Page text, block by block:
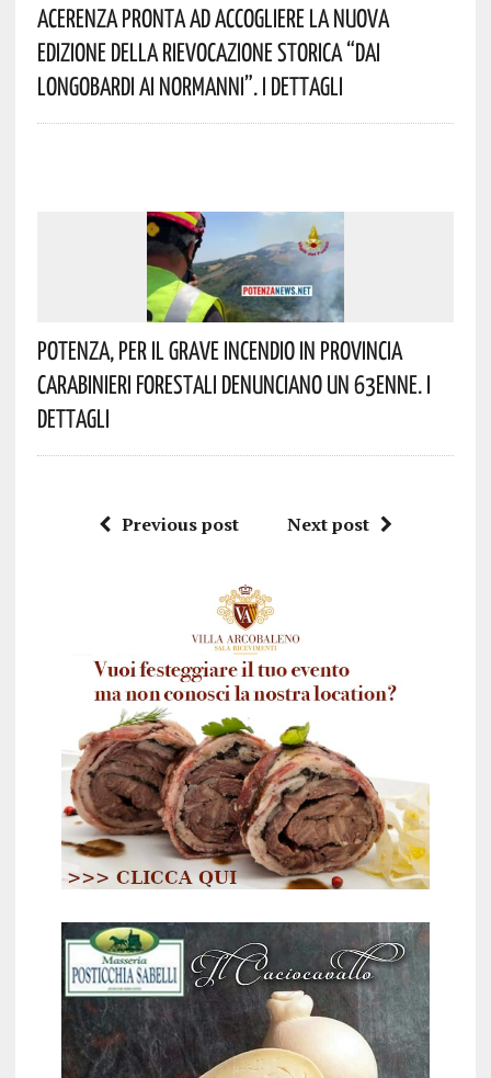
Acerenza Pronta Ad Accogliere La Nuova
Edizione Della Rievocazione Storica “Dai
Longobardi Ai Normanni”. I Dettagli
Potenza, Per Il Grave Incendio In Provincia
Carabinieri Forestali Denunciano Un 63enne. I
Dettagli
Previous post Next post